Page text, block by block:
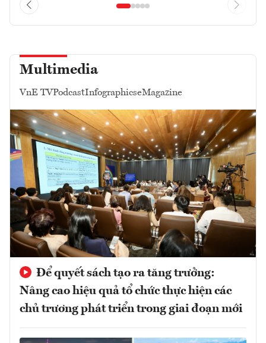
Multimedia
VnE TVPodcastInfographicseMagazine
Để quyết sách tạo ra tăng trưởng:
Nâng cao hiệu quả tổ chức thực hiện các
chủ trương phát triển trong giai đoạn mới